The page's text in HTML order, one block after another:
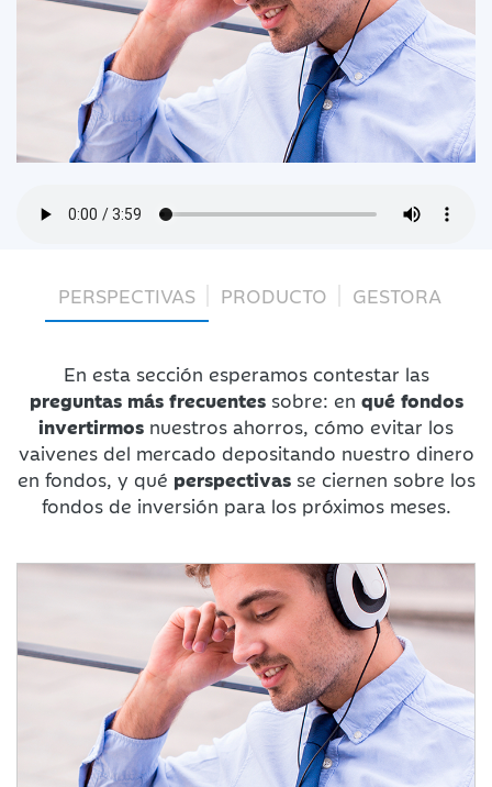
PERSPECTIVAS PRODUCTO GESTORA
En esta sección esperamos contestar las
preguntas más frecuentessobre: en qué fondos
invertirmos nuestros ahorros, cómo evitar los
vaivenes del mercado depositando nuestro dinero
en fondos, y qué perspectivasse ciernen sobre los
fondos de inversión para los próximos meses.